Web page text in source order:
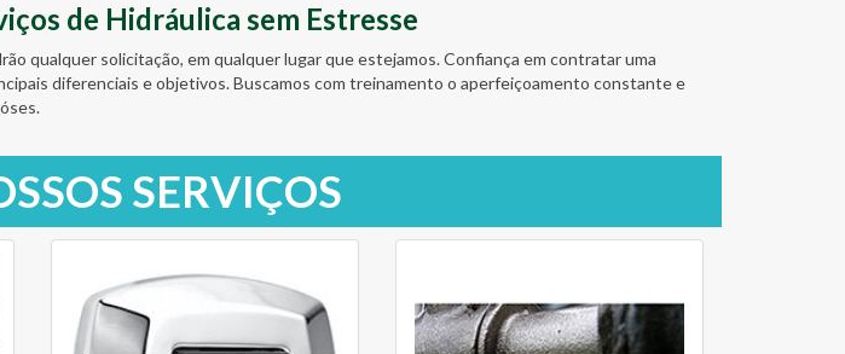
de Hidráulica sem Estresse
qualquer solicitação, em qualquer lugar que estejamos. Confiança em contratar uma
diferenciais e objetivos. Buscamos com treinamento o aperfeiçoamento constante e
SERVIÇOS